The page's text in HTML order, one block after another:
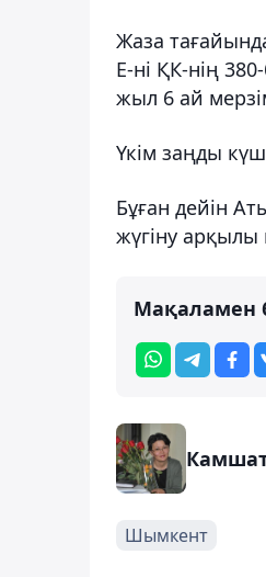
Жаза
Е-ні ҚК-нің
жыл 6 ай
Үкім заңды
Бұған дейін
жүгіну арқылы
Мақаламен
Шымкент